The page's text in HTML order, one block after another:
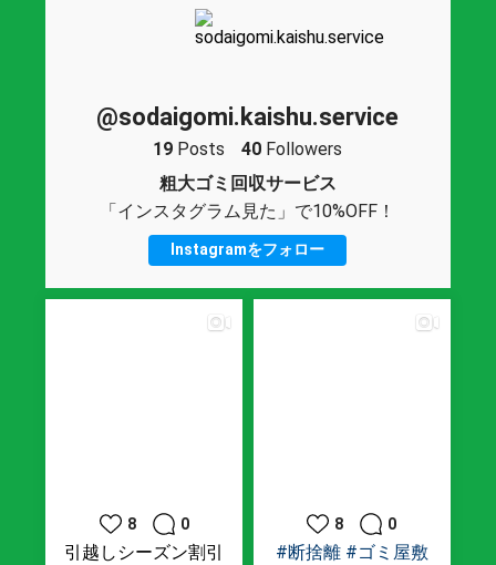
@sodaigomi.kaishu.service
19 Posts 40 Followers
粗大ゴミ回収サービス
「インスタグラム見た」で10%OFF！
Instagramをフォロー
8 0
引越しシーズン割引
8 0
#断捨離 #ゴミ屋敷